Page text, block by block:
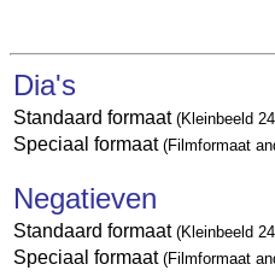
Dia's
Standaard formaat (Kleinbeeld
Speciaal formaat(Filmformaat
Negatieven
Standaard formaat (Kleinbeeld
Speciaal formaat (Filmformaat